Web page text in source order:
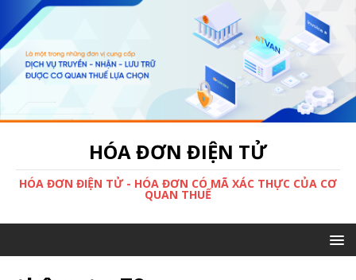
HÓA ĐƠN ĐIỆN TỬ
HÓA ĐƠN ĐIỆN TỬ - HÓA ĐƠN CÓ MÃ XÁC THỰC CỦA CƠ
QUAN THUẾ